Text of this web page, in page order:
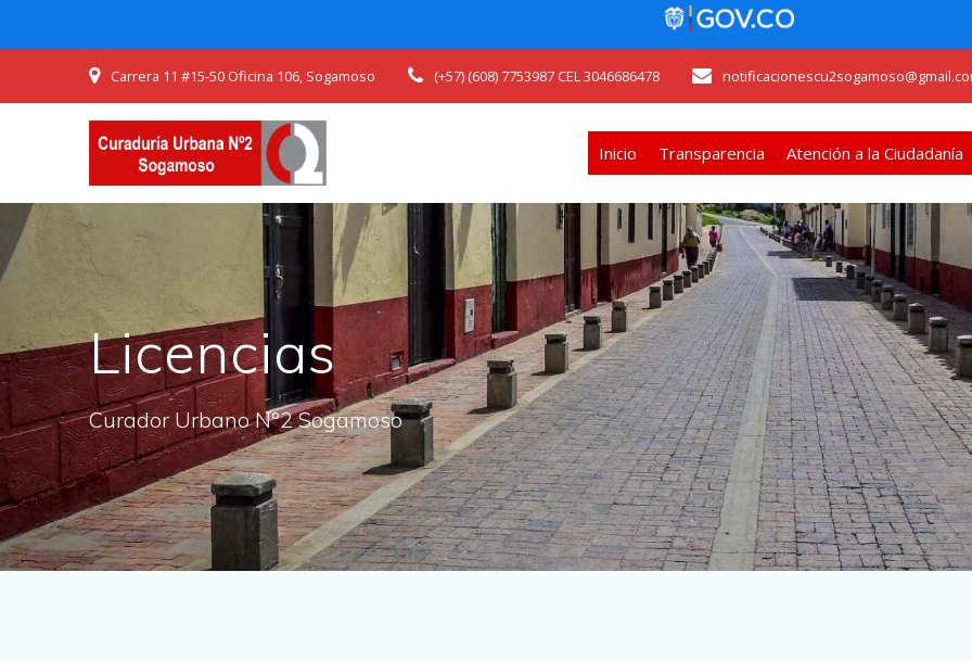
Carrera 11 #15-50 Oficina 106, Sogamoso (+57) (608) 7753987 CEL 3046686478
Inicio Transparencia Atención a la Ciudadanía
Licencias
Curador Urbano N°2 Sogamoso